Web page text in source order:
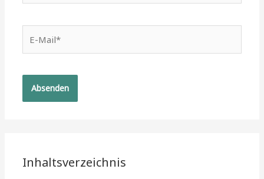
Mail*
Inhaltsverzeichnis